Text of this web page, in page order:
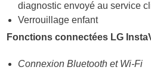
diagnostic envoyé au service
Verrouillage enfant
Fonctions connectées LG
Connexion Bluetooth et Wi-Fi